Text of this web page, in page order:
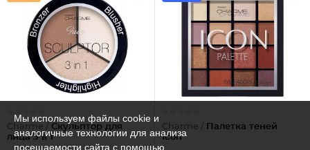
Charme / Скульптор для
лица 3 в 1
Charme / Палетка теней
Icon
Мы используем файлы cookie и
аналогичные технологии для анализа
посещаемости сайта с помощью